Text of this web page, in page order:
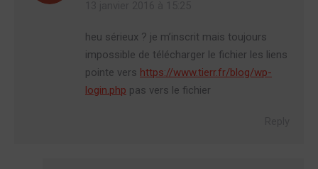
heu sérieux ? je m’inscrit mais toujours
impossible de télécharger le fichier les liens
pointe vers https://www.tierr.fr/blog/wp-
login.php pas vers le fichier